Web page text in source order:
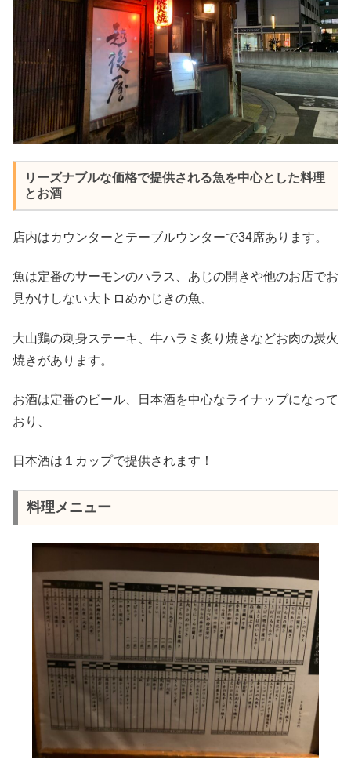
リーズナブルな価格で提供される魚を中心とした料理
とお酒
店内はカウンターとテーブルウンターで34席あります。
魚は定番のサーモンのハラス、あじの開きや他のお店でお
見かけしない大トロめかじきの魚、
大山鶏の刺身ステーキ、牛ハラミ炙り焼きなどお肉の炭火
焼きがあります。
お酒は定番のビール、日本酒を中心なライナップになって
おり、
日本酒は１カップで提供されます！
料理メニュー